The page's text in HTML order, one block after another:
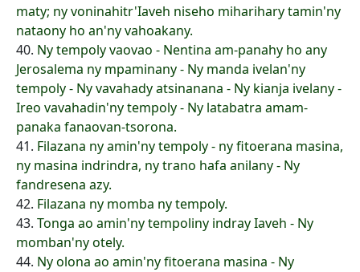
maty; ny voninahitr'Iaveh niseho miharihary tamin'ny
nataony ho an'ny vahoakany.
40. Ny tempoly vaovao - Nentina am-panahy ho any
Jerosalema ny mpaminany - Ny manda ivelan'ny
tempoly - Ny vavahady atsinanana - Ny kianja ivelany -
Ireo vavahadin'ny tempoly - Ny latabatra amam-
panaka fanaovan-tsorona.
41. Filazana ny amin'ny tempoly - ny fitoerana masina,
ny masina indrindra, ny trano hafa anilany - Ny
fandresena azy.
42. Filazana ny momba ny tempoly.
43. Tonga ao amin'ny tempoliny indray Iaveh - Ny
momban'ny otely.
44. Ny olona ao amin'ny fitoerana masina - Ny